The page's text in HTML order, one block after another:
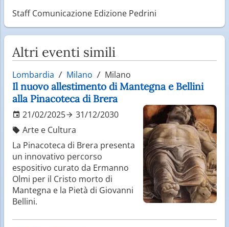
Staff Comunicazione Edizione Pedrini
Altri eventi simili
Lombardia Milano Milano
Il nuovo allestimento di Mantegna e Bellini
alla Pinacoteca di Brera
21/02/2025
31/12/2030
Arte e Cultura
La Pinacoteca di Brera presenta
un innovativo percorso
espositivo curato da Ermanno
Olmi per il Cristo morto di
Mantegna e la Pietà di Giovanni
Bellini.